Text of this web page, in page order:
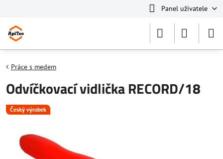
Panel uživatele
Český výrobek
Práce s medem
Odvíčkovací vidlička RECORD/18